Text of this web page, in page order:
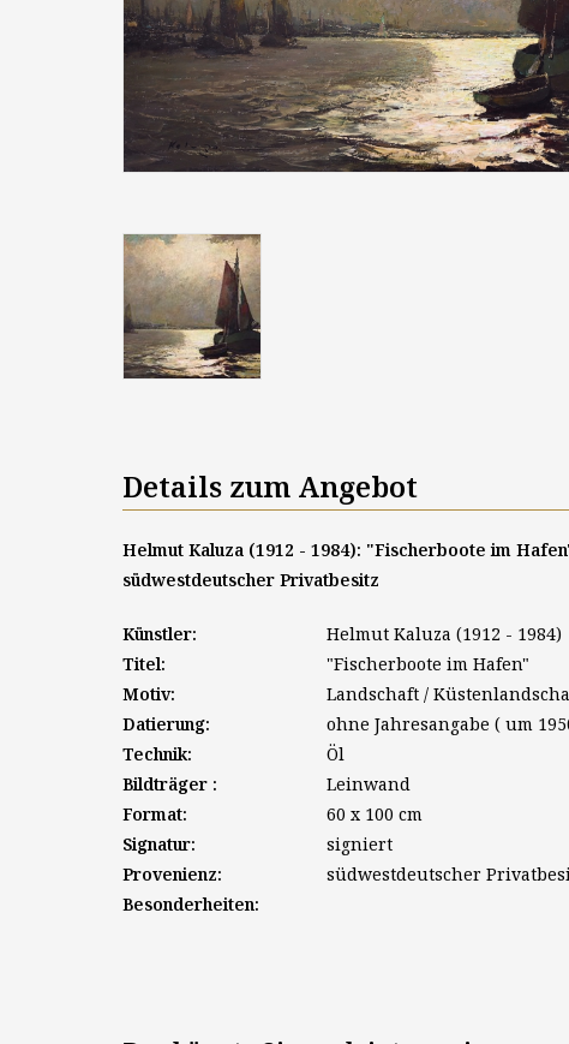
Details zum Angebot
Helmut Kaluza (1912 - 1984): "Fischerboote im
südwestdeutscher Privatbesitz
Künstler:
Helmut Kaluza (1912 - 1984)
Titel:
"Fischerboote im Hafen"
Motiv:
Landschaft /
Datierung:
ohne Jahresangabe ( um
Technik:
Öl
Bildträger :
Leinwand
Format:
60 x 100 cm
Signatur:
signiert
Provenienz:
südwestdeutscher
Besonderheiten: